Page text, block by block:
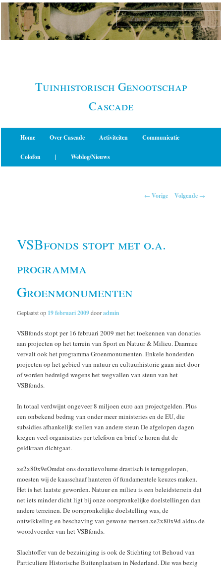
Spring
naar
primaire
Tuinhistorisch Genootschap
Cascade
Home Over Cascade Activiteiten Communicatie
Colofon | Weblog/Nieuws
← Vorige Volgende →
VSBfonds stopt met o.a.
programma
Groenmonumenten
Geplaatst op 19 februari 2009dooradmin
VSBfonds stopt per 16 februari 2009 met het toekennen van donaties
aan projecten op het terrein van Sport en Natuur & Milieu. Daarmee
vervalt ook het programma Groenmonumenten. Enkele honderden
projecten op het gebied van natuur en cultuurhistorie gaan niet door
of worden bedreigd wegens het wegvallen van steun van het
VSBfonds.
In totaal verdwijnt ongeveer 8 miljoen euro aan projectgelden. Plus
een onbekend bedrag van onder meer ministeries en de EU, die
subsidies afhankelijk stellen van andere steun De afgelopen dagen
kregen veel organisaties per telefoon en brief te horen dat de
geldkraan dichtgaat.
xe2x80x9eOmdat ons donatievolume drastisch is teruggelopen,
moesten wij de kaasschaaf hanteren óf fundamentele keuzes maken.
Het is het laatste geworden. Natuur en milieu is een beleidsterrein dat
net iets minder dicht ligt bij onze oorspronkelijke doelstellingen dan
andere terreinen. De oorspronkelijke doelstelling was, de
ontwikkeling en beschaving van gewone mensen.xe2x80x9d aldus de
woordvoerder van het VSBfonds.
Slachtoffer van de bezuiniging is ook de Stichting tot Behoud van
Particuliere Historische Buitenplaatsen in Nederland. Die was bezig